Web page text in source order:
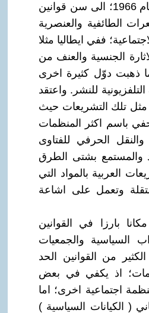
من الدوّل؛ واستنادا الى الميثاق الدولي لحقوق الانسان لعام 1966؛ الى سن قوانين
الطائفية والعنصرية
ففي ايطاليا مثلا
الاثارة الجنسية والعنف من
ذهبت دوّل كثيرة اخرى
للنشر. واعتقد
مثل تلك التشريعات حيث
باسم اكثر المنظمات
الحرفي للفتاوى
والمستمع بشتى الطرق
العربية بالمواد التي
وتعمل على اشاعة
بارزا في القوانين
السياسية والجمعيات
من القوانين الحد
اذ يكفي في بعض
اجتماعية اخرى؛ اما
2 ) من القسم الثاني ( الكيانات السياسية )